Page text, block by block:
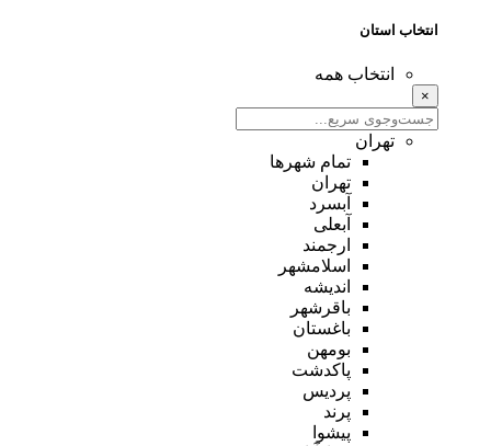
انتخاب استان
انتخاب همه
×
تهران
تمام شهر‌ها
تهران
آبسرد
آبعلی
ارجمند
اسلامشهر
اندیشه
باقرشهر
باغستان
بومهن
پاکدشت
پردیس
پرند
پیشوا